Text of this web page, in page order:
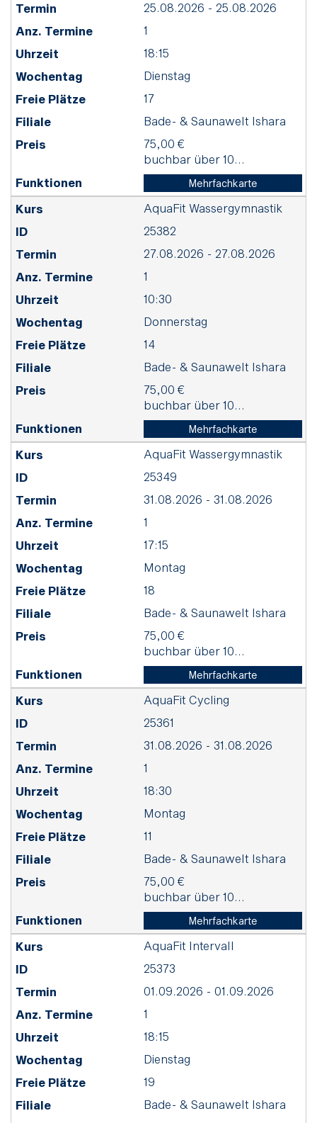
25.08.2026 - 25.08.2026
1
18:15
Dienstag
17
Bade- & Saunawelt Ishara
75,00 €
buchbar über 10...
Mehrfachkarte
AquaFit Wassergymnastik
25382
27.08.2026 - 27.08.2026
1
10:30
Donnerstag
14
Bade- & Saunawelt Ishara
75,00 €
buchbar über 10...
Mehrfachkarte
AquaFit Wassergymnastik
25349
31.08.2026 - 31.08.2026
1
17:15
Montag
18
Bade- & Saunawelt Ishara
75,00 €
buchbar über 10...
Mehrfachkarte
AquaFit Cycling
25361
31.08.2026 - 31.08.2026
1
18:30
Montag
11
Bade- & Saunawelt Ishara
75,00 €
buchbar über 10...
Mehrfachkarte
AquaFit Intervall
25373
01.09.2026 - 01.09.2026
1
18:15
Dienstag
19
Bade- & Saunawelt Ishara